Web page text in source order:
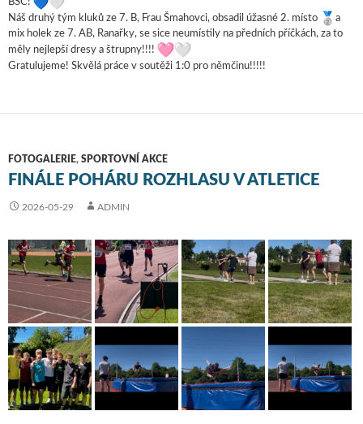
BSC!
Náš druhý tým kluků ze 7. B, Frau Šmahovci, obsadil úžasné 2. místo
a
mix holek ze 7. AB, Ranařky, se sice neumístily na předních příčkách, za to
měly nejlepší dresy a štrupny!!!!
Gratulujeme! Skvělá práce v soutěži 1:0 pro němčinu!!!!!
FOTOGALERIE, SPORTOVNÍ AKCE
FINÁLE POHÁRU ROZHLASU V ATLETICE
2026-05-29 ADMIN